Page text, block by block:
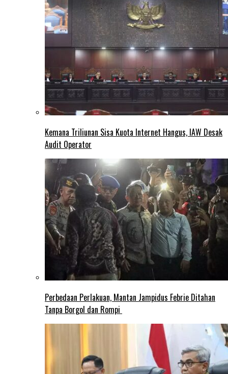
Kemana Triliunan Sisa Kuota Internet Hangus, IAW Desak
Audit Operator
Perbedaan Perlakuan, Mantan Jampidus Febrie Ditahan
Tanpa Borgol dan Rompi